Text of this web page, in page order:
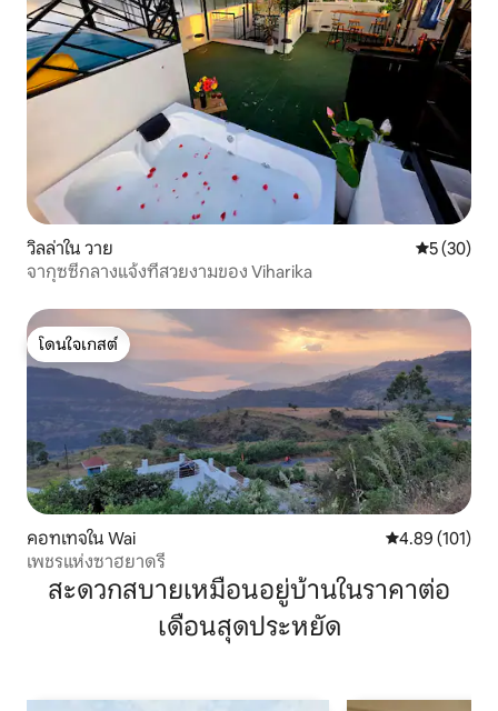
วิลล่าใน วาย คะแนนเฉลี่
5 (30)
จากุซซี่กลางแจ้งที่สวยงามของ Viharika
โดนใจเกสต์
โดนใจเกสต์
คอทเทจใน Wai คะแนนเฉลี่ย
4.89 (101)
เพชรแห่งซาฮยาดรี
สะดวกสบายเหมือนอยู่บ้านในราคาต่อ
เดือนสุดประหยัด